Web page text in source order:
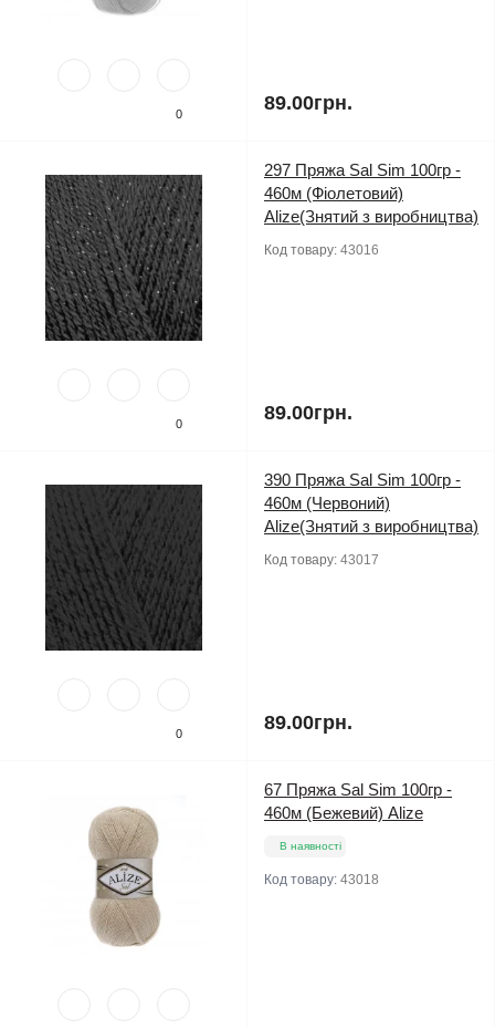
0 89.00грн.
0
297 Пряжа Sal Sim 100гр -
460м (Фіолетовий)
Alize(Знятий з виробництва)
Код товару: 43016
89.00грн.
0
390 Пряжа Sal Sim 100гр -
460м (Червоний)
Alize(Знятий з виробництва)
Код товару: 43017
89.00грн.
67 Пряжа Sal Sim 100гр -
460м (Бежевий) Alize
В наявності
Код товару: 43018